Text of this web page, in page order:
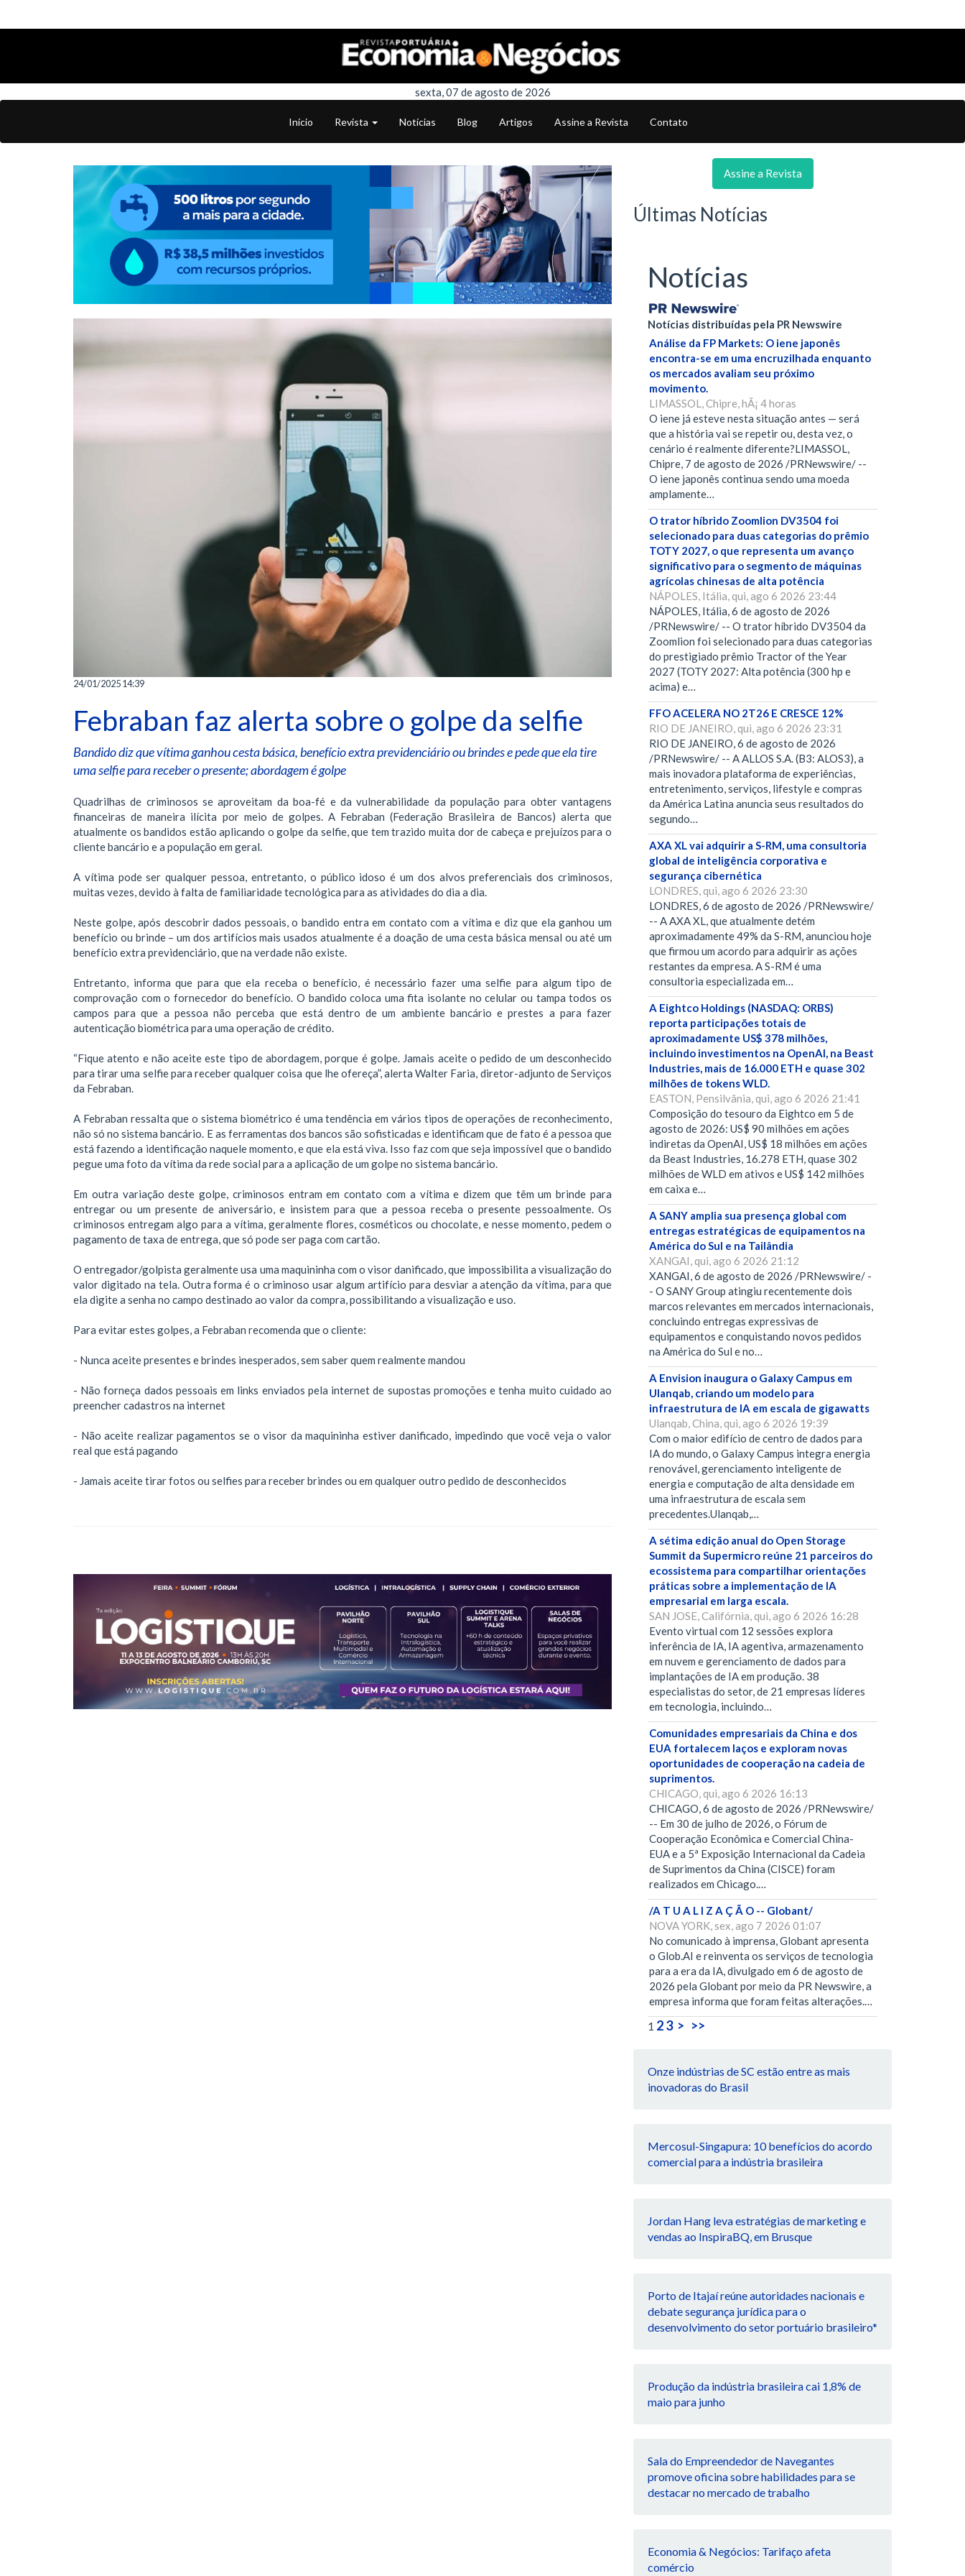
sexta, 07 de agosto de 2026
Início Revista Notícias Blog Artigos Assine a Revista Contato
24/01/2025 14:39
Febraban faz alerta sobre o golpe da selfie
Bandido diz que vítima ganhou cesta básica, benefício extra previdenciário ou brindes e pede que ela tire
uma selfie para receber o presente; abordagem é golpe
Quadrilhas de criminosos se aproveitam da boa-fé e da vulnerabilidade da população para obter vantagens
financeiras de maneira ilícita por meio de golpes. A Febraban (Federação Brasileira de Bancos) alerta que
atualmente os bandidos estão aplicando o golpe da selfie, que tem trazido muita dor de cabeça e prejuízos para o
cliente bancário e a população em geral.
A vítima pode ser qualquer pessoa, entretanto, o público idoso é um dos alvos preferenciais dos criminosos,
muitas vezes, devido à falta de familiaridade tecnológica para as atividades do dia a dia.
Neste golpe, após descobrir dados pessoais, o bandido entra em contato com a vítima e diz que ela ganhou um
benefício ou brinde – um dos artifícios mais usados atualmente é a doação de uma cesta básica mensal ou até um
benefício extra previdenciário, que na verdade não existe.
Entretanto, informa que para que ela receba o benefício, é necessário fazer uma selfie para algum tipo de
comprovação com o fornecedor do benefício. O bandido coloca uma fita isolante no celular ou tampa todos os
campos para que a pessoa não perceba que está dentro de um ambiente bancário e prestes a para fazer
autenticação biométrica para uma operação de crédito.
“Fique atento e não aceite este tipo de abordagem, porque é golpe. Jamais aceite o pedido de um desconhecido
para tirar uma selfie para receber qualquer coisa que lhe ofereça”, alerta Walter Faria, diretor-adjunto de Serviços
da Febraban.
A Febraban ressalta que o sistema biométrico é uma tendência em vários tipos de operações de reconhecimento,
não só no sistema bancário. E as ferramentas dos bancos são sofisticadas e identificam que de fato é a pessoa que
está fazendo a identificação naquele momento, e que ela está viva. Isso faz com que seja impossível que o bandido
pegue uma foto da vítima da rede social para a aplicação de um golpe no sistema bancário.
Em outra variação deste golpe, criminosos entram em contato com a vítima e dizem que têm um brinde para
entregar ou um presente de aniversário, e insistem para que a pessoa receba o presente pessoalmente. Os
criminosos entregam algo para a vítima, geralmente flores, cosméticos ou chocolate, e nesse momento, pedem o
pagamento de taxa de entrega, que só pode ser paga com cartão.
O entregador/golpista geralmente usa uma maquininha com o visor danificado, que impossibilita a visualização do
valor digitado na tela. Outra forma é o criminoso usar algum artifício para desviar a atenção da vítima, para que
ela digite a senha no campo destinado ao valor da compra, possibilitando a visualização e uso.
Para evitar estes golpes, a Febraban recomenda que o cliente:
- Nunca aceite presentes e brindes inesperados, sem saber quem realmente mandou
- Não forneça dados pessoais em links enviados pela internet de supostas promoções e tenha muito cuidado ao
preencher cadastros na internet
- Não aceite realizar pagamentos se o visor da maquininha estiver danificado, impedindo que você veja o valor
real que está pagando
- Jamais aceite tirar fotos ou selfies para receber brindes ou em qualquer outro pedido de desconhecidos
Assine a Revista
Últimas Notícias
Notícias
Notícias distribuídas pela PR Newswire
Análise da FP Markets: O iene japonês
encontra-se em uma encruzilhada enquanto
os mercados avaliam seu próximo
movimento.
LIMASSOL, Chipre, hÃ¡ 4 horas
O iene já esteve nesta situação antes — será
que a história vai se repetir ou, desta vez, o
cenário é realmente diferente?LIMASSOL,
Chipre, 7 de agosto de 2026 /PRNewswire/ --
O iene japonês continua sendo uma moeda
amplamente…
O trator híbrido Zoomlion DV3504 foi
selecionado para duas categorias do prêmio
TOTY 2027, o que representa um avanço
significativo para o segmento de máquinas
agrícolas chinesas de alta potência
NÁPOLES, Itália, qui, ago 6 2026 23:44
NÁPOLES, Itália, 6 de agosto de 2026
/PRNewswire/ -- O trator híbrido DV3504 da
Zoomlion foi selecionado para duas categorias
do prestigiado prêmio Tractor of the Year
2027 (TOTY 2027: Alta potência (300 hp e
acima) e…
FFO ACELERA NO 2T26 E CRESCE 12%
RIO DE JANEIRO, qui, ago 6 2026 23:31
RIO DE JANEIRO, 6 de agosto de 2026
/PRNewswire/ -- A ALLOS S.A. (B3: ALOS3), a
mais inovadora plataforma de experiências,
entretenimento, serviços, lifestyle e compras
da América Latina anuncia seus resultados do
segundo…
AXA XL vai adquirir a S-RM, uma consultoria
global de inteligência corporativa e
segurança cibernética
LONDRES, qui, ago 6 2026 23:30
LONDRES, 6 de agosto de 2026 /PRNewswire/
-- A AXA XL, que atualmente detém
aproximadamente 49% da S-RM, anunciou hoje
que firmou um acordo para adquirir as ações
restantes da empresa. A S-RM é uma
consultoria especializada em…
A Eightco Holdings (NASDAQ: ORBS)
reporta participações totais de
aproximadamente US$ 378 milhões,
incluindo investimentos na OpenAI, na Beast
Industries, mais de 16.000 ETH e quase 302
milhões de tokens WLD.
EASTON, Pensilvânia, qui, ago 6 2026 21:41
Composição do tesouro da Eightco em 5 de
agosto de 2026: US$ 90 milhões em ações
indiretas da OpenAI, US$ 18 milhões em ações
da Beast Industries, 16.278 ETH, quase 302
milhões de WLD em ativos e US$ 142 milhões
em caixa e…
A SANY amplia sua presença global com
entregas estratégicas de equipamentos na
América do Sul e na Tailândia
XANGAI, qui, ago 6 2026 21:12
XANGAI, 6 de agosto de 2026 /PRNewswire/ -
- O SANY Group atingiu recentemente dois
marcos relevantes em mercados internacionais,
concluindo entregas expressivas de
equipamentos e conquistando novos pedidos
na América do Sul e no…
A Envision inaugura o Galaxy Campus em
Ulanqab, criando um modelo para
infraestrutura de IA em escala de gigawatts
Ulanqab, China, qui, ago 6 2026 19:39
Com o maior edifício de centro de dados para
IA do mundo, o Galaxy Campus integra energia
renovável, gerenciamento inteligente de
energia e computação de alta densidade em
uma infraestrutura de escala sem
precedentes.Ulanqab,…
A sétima edição anual do Open Storage
Summit da Supermicro reúne 21 parceiros do
ecossistema para compartilhar orientações
práticas sobre a implementação de IA
empresarial em larga escala.
SAN JOSE, Califórnia, qui, ago 6 2026 16:28
Evento virtual com 12 sessões explora
inferência de IA, IA agentiva, armazenamento
em nuvem e gerenciamento de dados para
implantações de IA em produção. 38
especialistas do setor, de 21 empresas líderes
em tecnologia, incluindo…
Comunidades empresariais da China e dos
EUA fortalecem laços e exploram novas
oportunidades de cooperação na cadeia de
suprimentos.
CHICAGO, qui, ago 6 2026 16:13
CHICAGO, 6 de agosto de 2026 /PRNewswire/
-- Em 30 de julho de 2026, o Fórum de
Cooperação Econômica e Comercial China-
EUA e a 5ª Exposição Internacional da Cadeia
de Suprimentos da China (CISCE) foram
realizados em Chicago.…
/A T U A L I Z A Ç Ã O -- Globant/
NOVA YORK, sex, ago 7 2026 01:07
No comunicado à imprensa, Globant apresenta
o Glob.AI e reinventa os serviços de tecnologia
para a era da IA, divulgado em 6 de agosto de
2026 pela Globant por meio da PR Newswire, a
empresa informa que foram feitas alterações.…
1 23 > >>
Onze indústrias de SC estão entre as mais
inovadoras do Brasil
Mercosul-Singapura: 10 benefícios do acordo
comercial para a indústria brasileira
Jordan Hang leva estratégias de marketing e
vendas ao InspiraBQ, em Brusque
Porto de Itajaí reúne autoridades nacionais e
debate segurança jurídica para o
desenvolvimento do setor portuário brasileiro*
Produção da indústria brasileira cai 1,8% de
maio para junho
Sala do Empreendedor de Navegantes
promove oficina sobre habilidades para se
destacar no mercado de trabalho
Economia & Negócios: Tarifaço afeta
comércio